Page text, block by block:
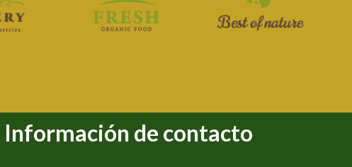
Información de contacto